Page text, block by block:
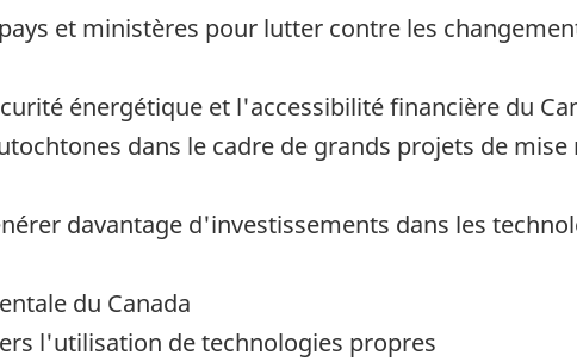
et ministères pour lutter contre les
énergétique et l'accessibilité financière du
dans le cadre de grands projets de mise
davantage d'investissements dans les
du Canada
l'utilisation de technologies propres